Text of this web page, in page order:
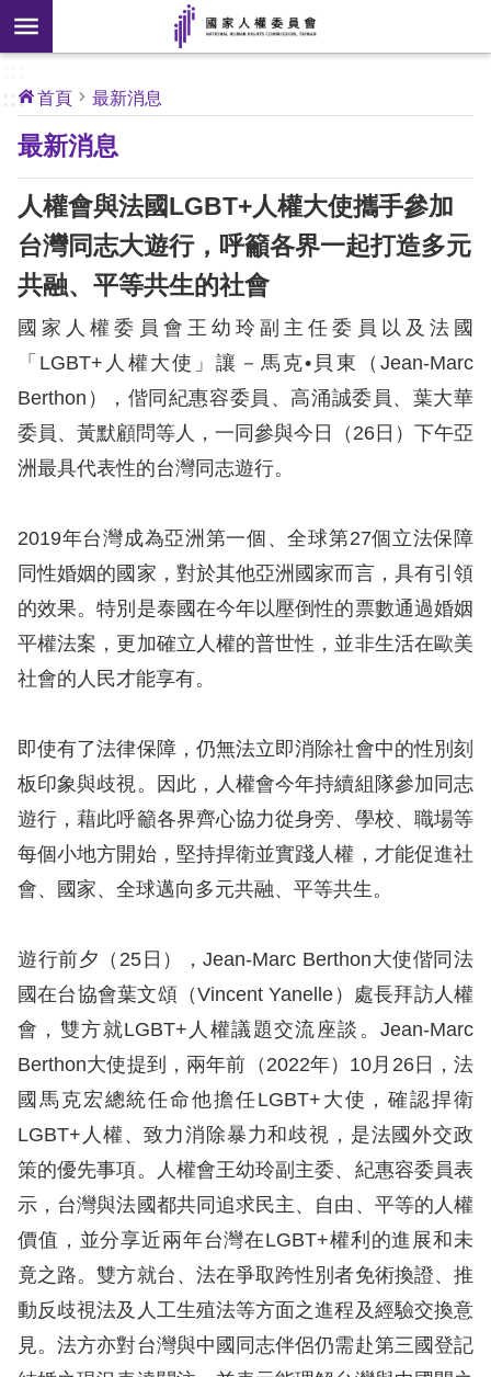
前往主要內容區塊
搜
尋
開
新
]
核
心
人
權
公
約
關
於
本
會
最
新
消
權
業
務
人
權
公
約
陳
申
訴
資
料
庫
無
礙
快
捷
:::
首頁 最新消息
最新消息
人權會與法國LGBT+人權大使攜手參加
台灣同志大遊行，呼籲各界一起打造多元
共融、平等共生的社會
國家人權委員會王幼玲副主任委員以及法國
「LGBT+人權大使」讓－馬克•貝東（Jean-Marc
Berthon），偕同紀惠容委員、高涌誠委員、葉大華
委員、黃默顧問等人，一同參與今日（26日）下午亞
洲最具代表性的台灣同志遊行。
2019年台灣成為亞洲第一個、全球第27個立法保障
同性婚姻的國家，對於其他亞洲國家而言，具有引領
的效果。特別是泰國在今年以壓倒性的票數通過婚姻
平權法案，更加確立人權的普世性，並非生活在歐美
社會的人民才能享有。
即使有了法律保障，仍無法立即消除社會中的性別刻
板印象與歧視。因此，人權會今年持續組隊參加同志
遊行，藉此呼籲各界齊心協力從身旁、學校、職場等
每個小地方開始，堅持捍衛並實踐人權，才能促進社
會、國家、全球邁向多元共融、平等共生。
遊行前夕（25日），Jean-Marc Berthon大使偕同法
國在台協會葉文頌（Vincent Yanelle）處長拜訪人權
會，雙方就LGBT+人權議題交流座談。Jean-Marc
Berthon大使提到，兩年前（2022年）10月26日，法
國馬克宏總統任命他擔任LGBT+大使，確認捍衛
LGBT+人權、致力消除暴力和歧視，是法國外交政
策的優先事項。人權會王幼玲副主委、紀惠容委員表
示，台灣與法國都共同追求民主、自由、平等的人權
價值，並分享近兩年台灣在LGBT+權利的進展和未
竟之路。雙方就台、法在爭取跨性別者免術換證、推
動反歧視法及人工生殖法等方面之進程及經驗交換意
見。法方亦對台灣與中國同志伴侶仍需赴第三國登記